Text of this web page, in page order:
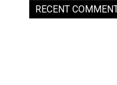
RECENT